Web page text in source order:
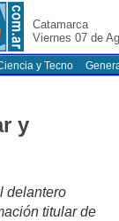
Catamarca
Viernes 07 de
y Tecno
y
delantero
titular de